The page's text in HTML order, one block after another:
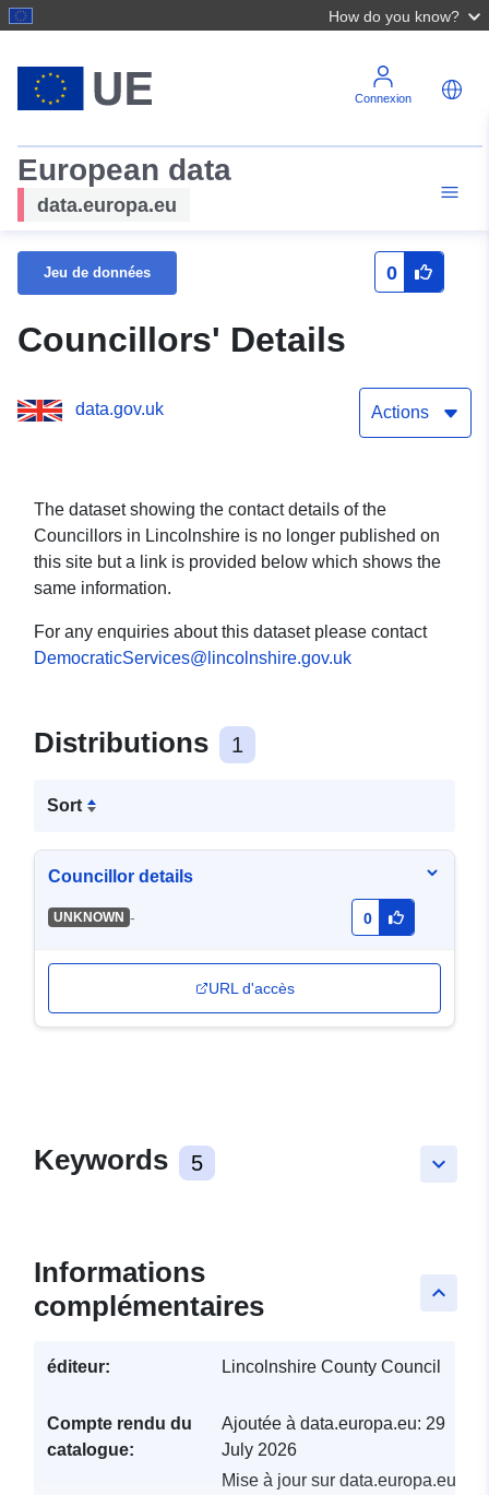
How do you know?
Connexion
European data
data.europa.eu
Jeu de données 0
Councillors' Details
data.gov.uk Actions
The dataset showing the contact details of the
Councillors in Lincolnshire is no longer published on
this site but a link is provided below which shows the
same information.
For any enquiries about this dataset please contact
DemocraticServices@lincolnshire.gov.uk
Distributions 1
Sort
Councillor details
UNKNOWN - 0
URL d'accès
keyboard_arrow_down
Keywords 5
keyboard_arrow_up
Informations
complémentaires
éditeur: Lincolnshire County Council
Compte rendu du
catalogue:
Ajoutée à data.europa.eu: 29
July 2026
Mise à jour sur data.europa.eu: